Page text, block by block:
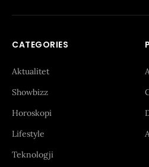
CATEGORIES
Aktualitet
Showbizz
Horoskopi
Lifestyle
Teknologji